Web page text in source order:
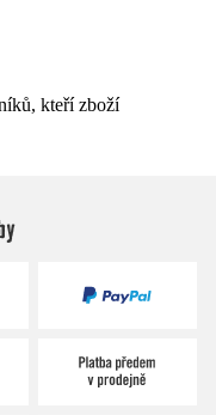
kteří zboží